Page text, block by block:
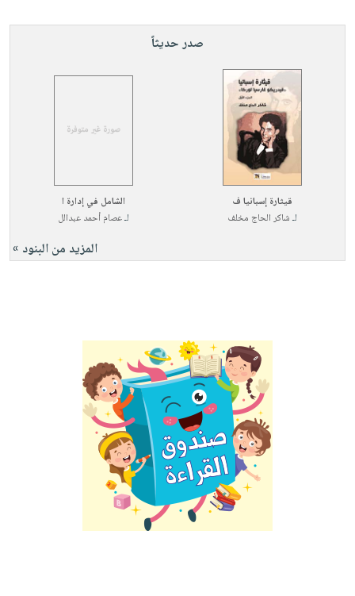
صدر حديثاً
قيثارة إسبانيا ف
لـشاكر الحاج مخلف
الشامل في إدارة ا
لـعصام أحمد عبدالل
المزيد من البنود »